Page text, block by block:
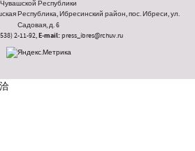
Чувашской Республики
Республика, Ибресинский район, пос. Ибреси, ул.
Садовая, д. 6
2-11-92,E-mail:press_ibres@rchuv.ru